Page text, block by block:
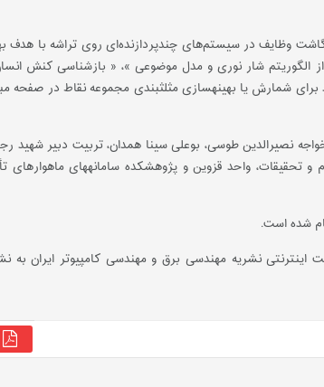
وظایف در سیستم‌های چندپردازنده‌ای روی تراشه با هدف
الگوریتم شار نوری و مدل موضوعی »، « بازشناسی کنش
شمارش یا بهینه­سازی مثلث­بندی مجموعه نقاط در صفحه
نصیرالدین طوسی، بوعلی سینا همدان، تربیت دبیر شهید
و تحقیقات، واحد قزوین و پژوهشکده سامانه­های ماهواره­ای
نشریه مهندسی برق و مهندسی کامپیوتر ایران به